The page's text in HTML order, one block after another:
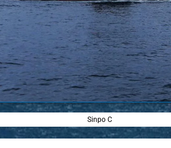
Sinpo C